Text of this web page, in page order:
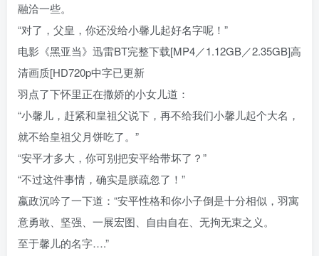
融洽一些。
“对了，父皇，你还没给小馨儿起好名字呢！”
电影《黑亚当》迅雷BT完整下载[MP4／1.12GB／2.35GB]高
清画质[HD720p中字已更新
羽点了下怀里正在撒娇的小女儿道：
“小馨儿，赶紧和皇祖父说下，再不给我们小馨儿起个大名，
就不给皇祖父月饼吃了。”
“安平才多大，你可别把安平给带坏了？”
“不过这件事情，确实是朕疏忽了！”
嬴政沉吟了一下道：“安平性格和你小子倒是十分相似，羽寓
意勇敢、坚强、一展宏图、自由自在、无拘无束之义。
至于馨儿的名字….”